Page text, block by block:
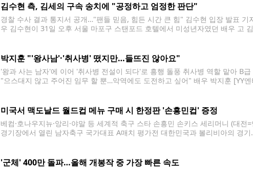
김수현 측, 김세의 구속 송치에 "공정하고 엄정한 판단"
경찰 수사 결과 통지서 공개…"팬들 믿음, 힘든 시간 큰 힘" 김수현 입장 발표 기
우 김수현이 31일 오후 서울 마포구 스탠포드 호텔에서 미성년자였던 배우 고
박지훈 "'왕사남'·'취사병' 떴지만…들뜨진 않아요"
'왕과 사는 남자'에 이어 '취사병 전설이 되다'로 흥행 돌풍 취사병 역할 맡아 B
"으스대지 않고 주어진 임무 할 뿐…악역에도 도전하고 싶어" 배우 박지훈 [YY
미국서 맥도날드 월드컵 메뉴 구매 시 한정판 '손흥민컵' 증정
베컴·호나우지뉴·앙리·야말 등 세계적 축구 스타 손흥민 손키스 세리머니 (대
경기장에서 열린 남자축구 국가대표 A매치 평가전 대한민국과 볼리비아의 경
'군체' 400만 돌파…올해 개봉작 중 가장 빠른 속도